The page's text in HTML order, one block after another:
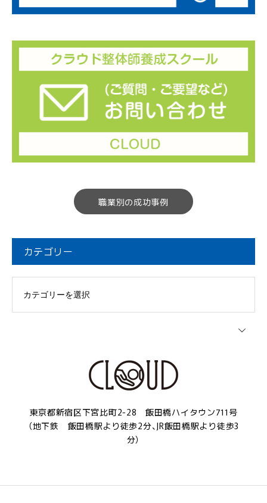
職業別の成功事例
カテゴリー
東京都新宿区下宮比町2-28 飯田橋ハイタウン711号
（地下鉄 飯田橋駅より徒歩2分、JR飯田橋駅より徒歩3
分）